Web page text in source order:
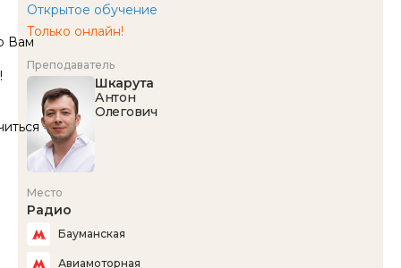
Вам
Открытое обучение
Только онлайн!
Преподаватель
Шкарута
Антон
Олегович
Место
Радио
Бауманская
Авиамоторная